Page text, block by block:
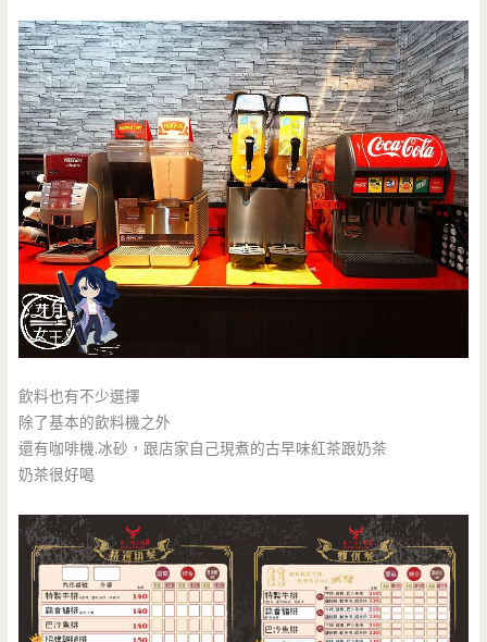
飲料也有不少選擇
除了基本的飲料機之外
還有咖啡機.冰砂，跟店家自己現煮的古早味紅茶跟奶茶
奶茶很好喝